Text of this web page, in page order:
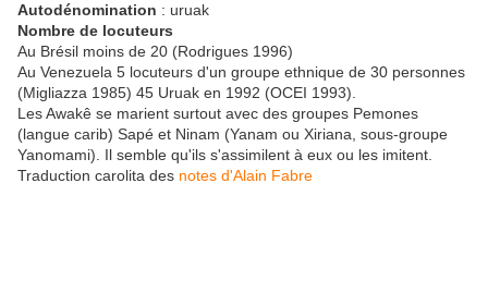
Autodénomination : uruak
Nombre de locuteurs
Au Brésil moins de 20 (Rodrigues 1996)
Au Venezuela 5 locuteurs d'un groupe ethnique de 30 personnes
(Migliazza 1985) 45 Uruak en 1992 (OCEI 1993).
Les Awakê se marient surtout avec des groupes Pemones
(langue carib) Sapé et Ninam (Yanam ou Xiriana, sous-groupe
Yanomami). Il semble qu'ils s'assimilent à eux ou les imitent.
Traduction carolita des notes d'Alain Fabre